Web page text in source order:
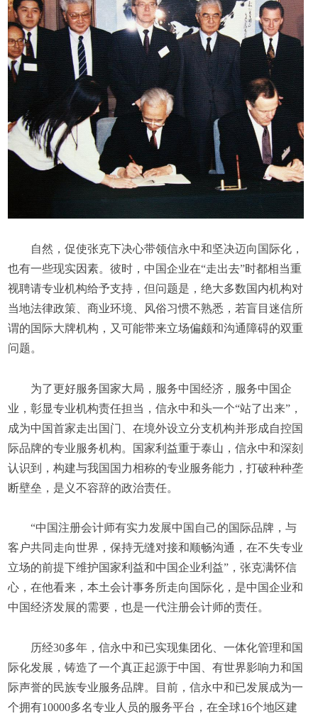
自然，促使张克下决心带领信永中和坚决迈向国际化，
也有一些现实因素。彼时，中国企业在“走出去”时都相当重
视聘请专业机构给予支持，但问题是，绝大多数国内机构对
当地法律政策、商业环境、风俗习惯不熟悉，若盲目迷信所
谓的国际大牌机构，又可能带来立场偏颇和沟通障碍的双重
问题。
为了更好服务国家大局，服务中国经济，服务中国企
业，彰显专业机构责任担当，信永中和头一个“站了出来”，
成为中国首家走出国门、在境外设立分支机构并形成自控国
际品牌的专业服务机构。国家利益重于泰山，信永中和深刻
认识到，构建与我国国力相称的专业服务能力，打破种种垄
断壁垒，是义不容辞的政治责任。
“中国注册会计师有实力发展中国自己的国际品牌，与
客户共同走向世界，保持无缝对接和顺畅沟通，在不失专业
立场的前提下维护国家利益和中国企业利益”，张克满怀信
心，在他看来，本土会计事务所走向国际化，是中国企业和
中国经济发展的需要，也是一代注册会计师的责任。
历经30多年，信永中和已实现集团化、一体化管理和国
际化发展，铸造了一个真正起源于中国、有世界影响力和国
际声誉的民族专业服务品牌。目前，信永中和已发展成为一
个拥有10000多名专业人员的服务平台，在全球16个地区建